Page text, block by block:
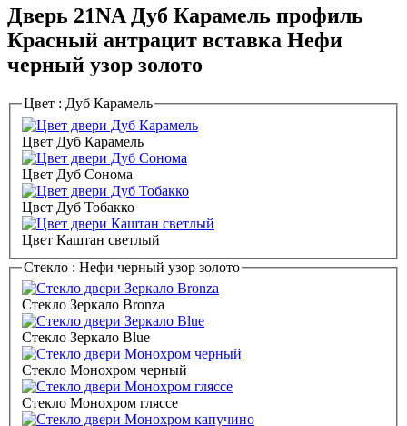
Дверь 21NA Дуб Карамель профиль
Красный антрацит вставка Нефи
черный узор золото
Цвет : Дуб Карамель
Цвет Дуб Карамель
Цвет Дуб Сонома
Цвет Дуб Тобакко
Цвет Каштан светлый
Стекло : Нефи черный узор золото
Стекло Зеркало Bronza
Стекло Зеркало Blue
Стекло Монохром черный
Стекло Монохром гляссе